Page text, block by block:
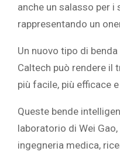
anche un salasso per i
rappresentando un
Un nuovo tipo di
Caltech può rendere
più facile, più efficace
Queste bende
laboratorio di Wei
ingegneria medica,